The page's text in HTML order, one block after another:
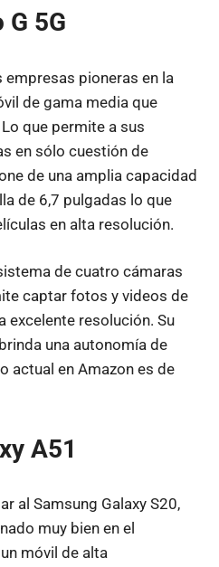
5G
empresas pioneras en la
de gama media que
que permite a sus
en sólo cuestión de
de una amplia capacidad
de 6,7 pulgadas lo que
en alta resolución.
de cuatro cámaras
captar fotos y videos de
excelente resolución. Su
una autonomía de
actual en Amazon es de
A51
al Samsung Galaxy S20,
muy bien en el
móvil de alta